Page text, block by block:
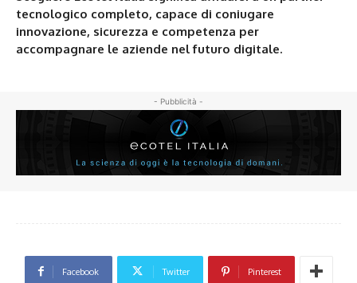
tecnologico completo, capace di coniugare
innovazione, sicurezza e competenza per
accompagnare le aziende nel futuro digitale.
- Pubblicità -
Facebook Twitter Pinterest